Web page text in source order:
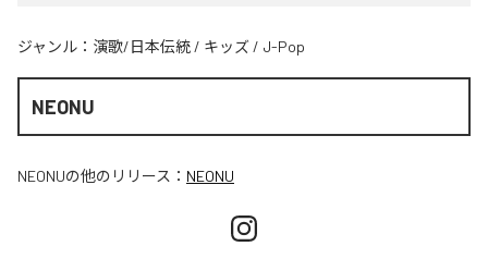
ジャンル： 演歌/日本伝統 / キッズ / J-Pop
NEONU
NEONUの他のリリース： NEONU